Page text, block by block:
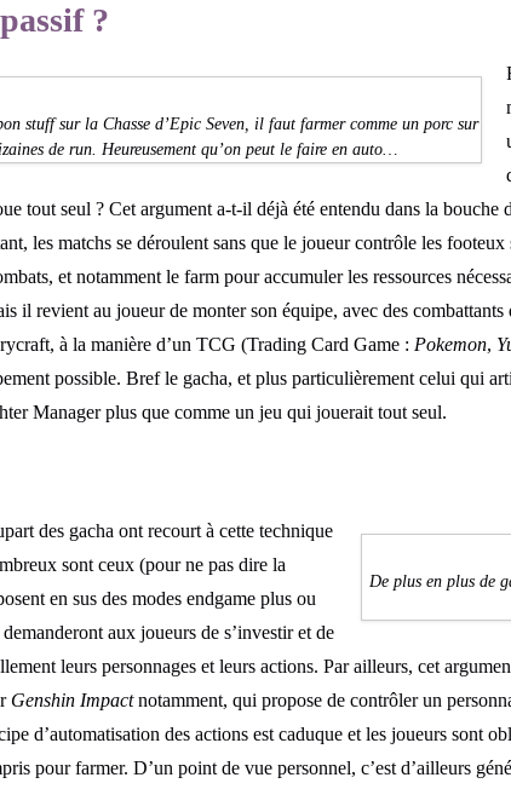
?
stuff sur la Chasse d’Epic Seven, il faut farmer comme un porc sur
de run. Heureusement qu’on peut le faire en auto…
tout seul ? Cet argument a-t-il déjà été entendu dans la bouche
les matchs se déroulent sans que le joueur contrôle les
et notamment le farm pour accumuler les ressources
il revient au joueur de monter son équipe, avec des
à la manière d’un TCG (Trading Card Game : Pokemon,
possible. Bref le gacha, et plus particulièrement celui qui
Manager plus que comme un jeu qui jouerait tout seul.
De plus en plus de
des gacha ont recourt à cette technique
sont ceux (pour ne pas dire la
en sus des modes endgame plus ou
aux joueurs de s’investir et de
leurs personnages et leurs actions. Par ailleurs, cet
Genshin Impactnotamment, qui propose de contrôler un
d’automatisation des actions est caduque et les joueurs sont
pour farmer. D’un point de vue personnel, c’est d’ailleurs